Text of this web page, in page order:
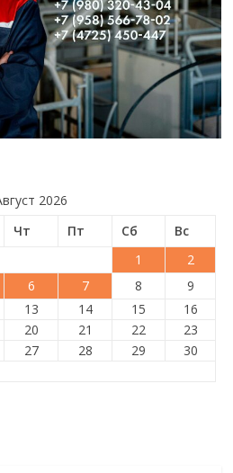
2026
Чт Пт Сб
Вс
1
2
6 7 8
9
13 14 15
16
20 21 22
23
27 28 29
30